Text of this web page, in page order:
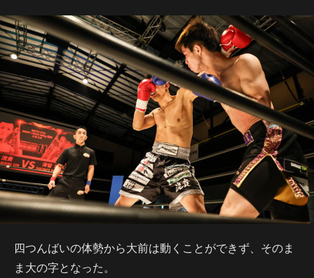
四つんばいの体勢から大前は動くことができず、そのま
ま大の字となった。